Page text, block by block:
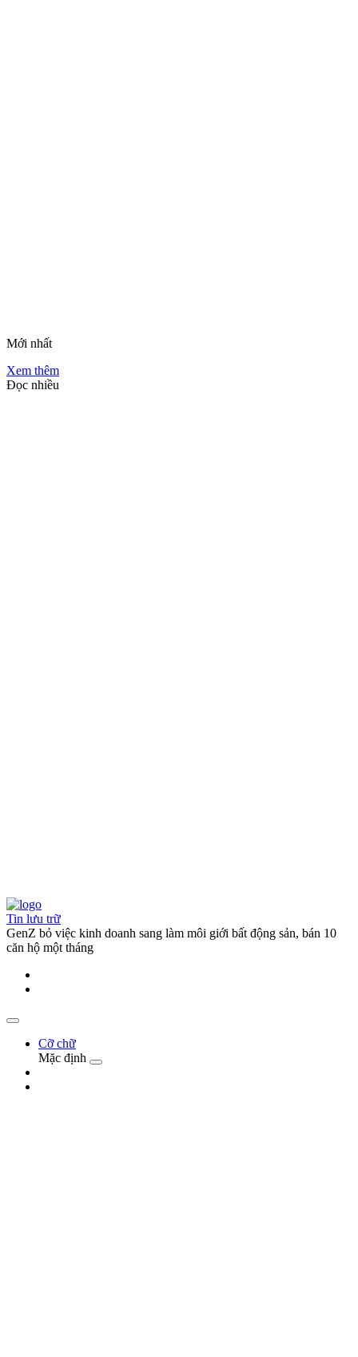
Mới nhất
Xem thêm
Đọc nhiều
Tin lưu trữ
GenZ bỏ việc kinh doanh sang làm môi giới bất động sản, bán 10
căn hộ một tháng
Cỡ chữ
Mặc định